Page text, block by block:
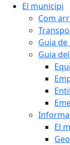
El municipi
Com
Guia
Guia
El